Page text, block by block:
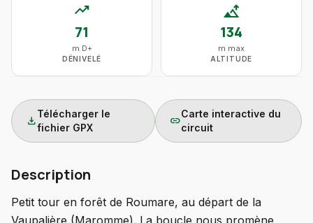
trending_up
71
m D+
DÉNIVELÉ
altitude
134
m max
ALTITUDE
download
Télécharger le
fichier GPX
link
Carte interactive du
circuit
Description
Petit tour en forêt de Roumare, au départ de la
Vaupalière (Maromme). La boucle nous promène